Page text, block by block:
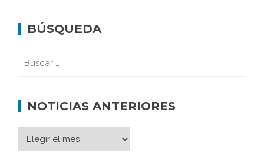
BÚSQUEDA
NOTICIAS ANTERIORES